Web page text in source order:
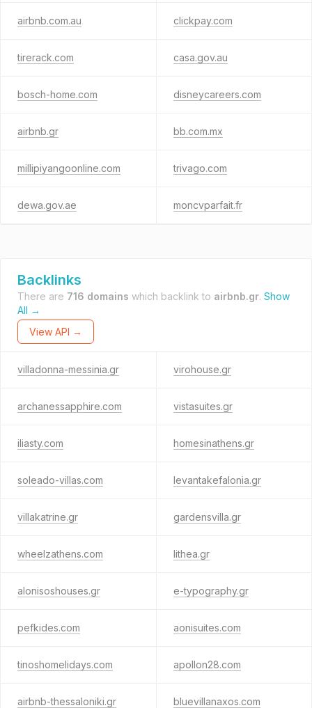
airbnb.com.au clickpay.com
tirerack.com casa.gov.au
bosch-home.com disneycareers.com
airbnb.gr bb.com.mx
millipiyangoonline.com trivago.com
dewa.gov.ae moncvparfait.fr
Backlinks
There are 716 domains which backlink to airbnb.gr. Show
All →
View API →
villadonna-messinia.gr virohouse.gr
archanessapphire.com vistasuites.gr
iliasty.com homesinathens.gr
soleado-villas.com levantakefalonia.gr
villakatrine.gr gardensvilla.gr
wheelzathens.com lithea.gr
alonisoshouses.gr e-typography.gr
pefkides.com aonisuites.com
tinoshomelidays.com apollon28.com
airbnb-thessaloniki.gr bluevillanaxos.com